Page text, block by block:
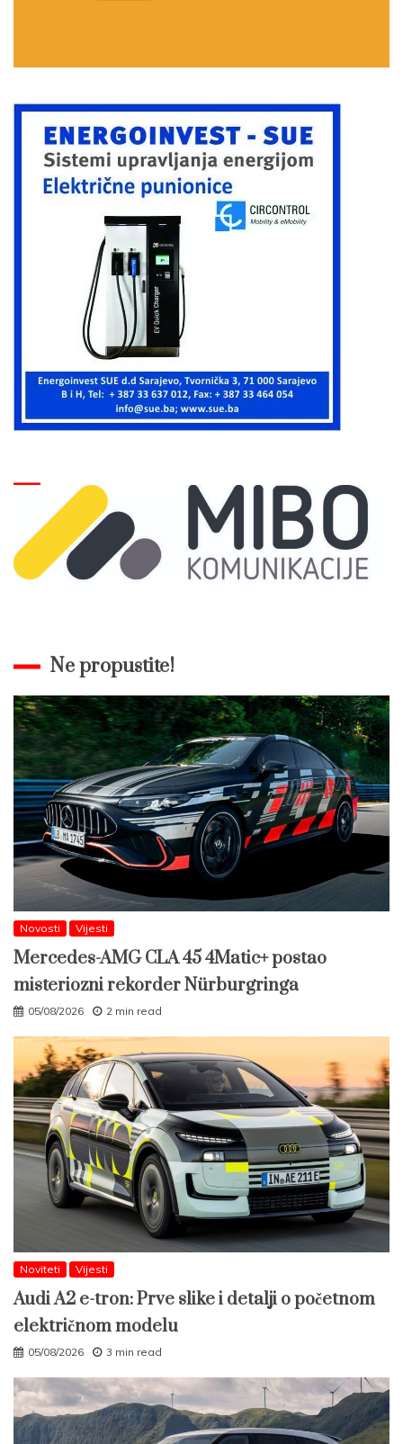
Ne propustite!
Novosti Vijesti
Mercedes-AMG CLA 45 4Matic+ postao
misteriozni rekorder Nürburgringa
05/08/2026 2 min read
Noviteti Vijesti
Audi A2 e-tron: Prve slike i detalji o početnom
električnom modelu
05/08/2026 3 min read